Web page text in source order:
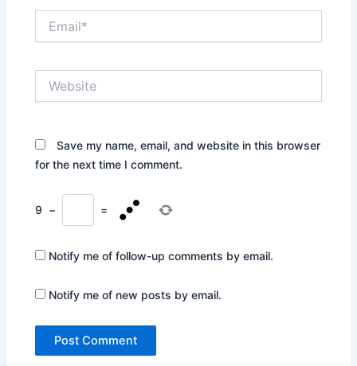
Save my name, email, and website in this browser
for the next time I comment.
9 − =
Notify me of follow-up comments by email.
Notify me of new posts by email.